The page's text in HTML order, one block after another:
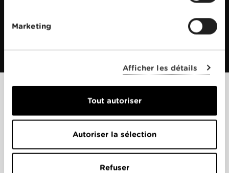
Marketing
Afficher les détails
Tout autoriser
Autoriser la sélection
Refuser
Films apparentés